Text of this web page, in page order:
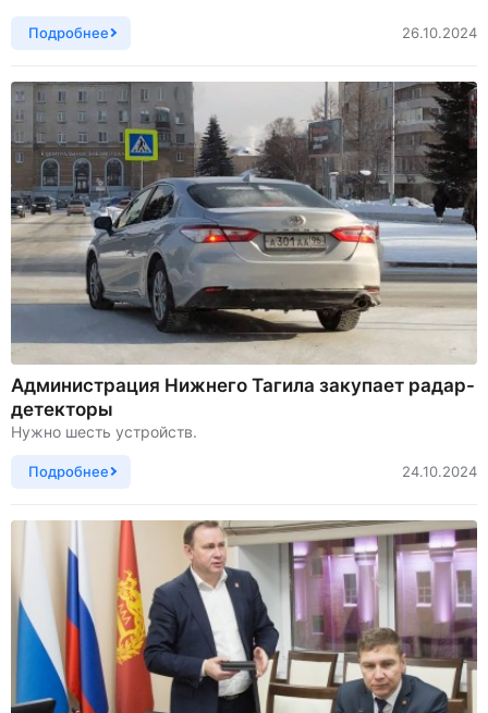
Подробнее 26.10.2024
Администрация Нижнего Тагила закупает радар-
детекторы
Нужно шесть устройств.
Подробнее 24.10.2024